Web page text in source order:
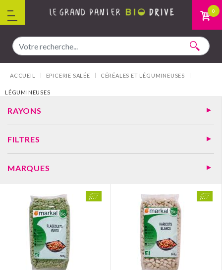
0
ACCUEIL EPICERIE SALÉE CÉRÉALES ET LÉGUMINEUSES
LÉGUMINEUSES
RAYONS
FILTRES
MARQUES